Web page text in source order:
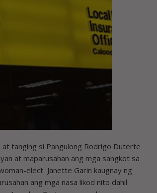
at tanging si Pangulong Rodrigo Duterte
at maparusahan ang mga sangkot sa
elect Janette Garin kaugnay ng
ang mga nasa likod nito dahil